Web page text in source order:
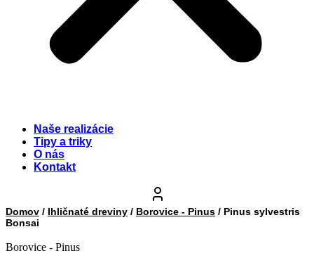
Naše realizácie
Tipy a triky
O nás
Kontakt
Domov / Ihličnaté dreviny / Borovice - Pinus / Pinus sylvestris
Bonsai
Borovice - Pinus